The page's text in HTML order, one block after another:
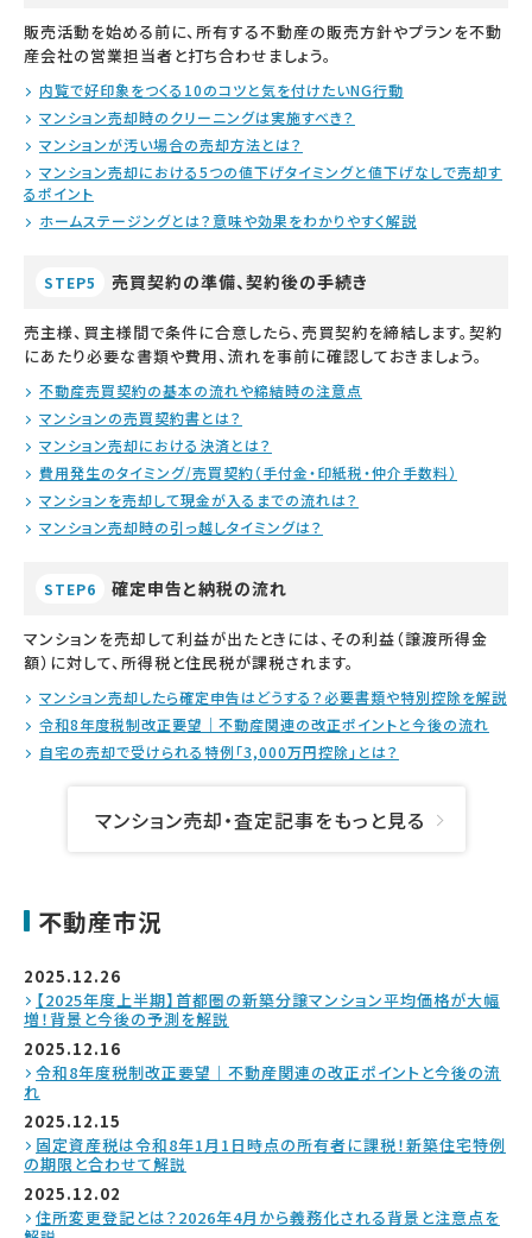
販売活動を始める前に、所有する不動産の販売方針やプランを不動
産会社の営業担当者と打ち合わせましょう。
内覧で好印象をつくる10のコツと気を付けたいNG行動
マンション売却時のクリーニングは実施すべき？
マンションが汚い場合の売却方法とは？
マンション売却における5つの値下げタイミングと値下げなしで売却す
るポイント
ホームステージングとは？意味や効果をわかりやすく解説
STEP5 売買契約の準備、契約後の手続き
売主様、買主様間で条件に合意したら、売買契約を締結します。契約
にあたり必要な書類や費用、流れを事前に確認しておきましょう。
不動産売買契約の基本の流れや締結時の注意点
マンションの売買契約書とは？
マンション売却における決済とは？
費用発生のタイミング/売買契約（手付金・印紙税・仲介手数料）
マンションを売却して現金が入るまでの流れは？
マンション売却時の引っ越しタイミングは？
STEP6 確定申告と納税の流れ
マンションを売却して利益が出たときには、その利益（譲渡所得金
額）に対して、所得税と住民税が課税されます。
マンション売却したら確定申告はどうする？必要書類や特別控除を解説
令和8年度税制改正要望｜不動産関連の改正ポイントと今後の流れ
自宅の売却で受けられる特例「3,000万円控除」とは？
マンション売却・査定記事をもっと見る
不動産市況
2025.12.26
【2025年度上半期】首都圏の新築分譲マンション平均価格が大幅
増！背景と今後の予測を解説
2025.12.16
令和8年度税制改正要望｜不動産関連の改正ポイントと今後の流
れ
2025.12.15
固定資産税は令和8年1月1日時点の所有者に課税！新築住宅特例
の期限と合わせて解説
2025.12.02
住所変更登記とは？2026年4月から義務化される背景と注意点を